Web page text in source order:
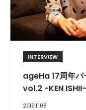
INTERVIEW
ageHa 17周年パ
vol.2 -KEN ISHII-
2019.11.08